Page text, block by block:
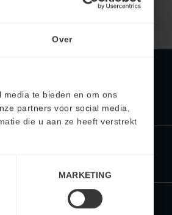
Over
te bieden en om ons
partners voor social media,
die u aan ze heeft verstrekt
MARKETING